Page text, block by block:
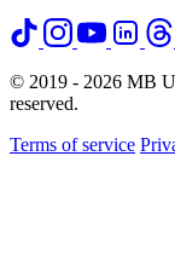
© 2019 - 2026 MB
reserved.
Terms of service